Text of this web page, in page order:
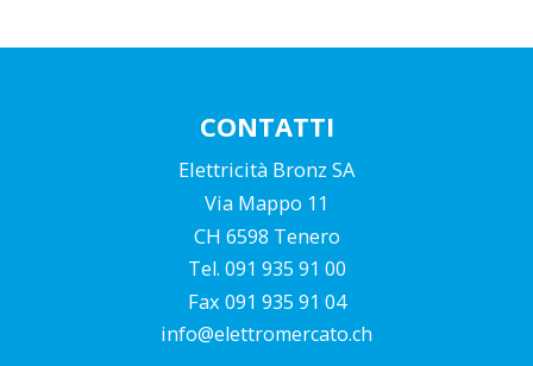
CONTATTI
Elettricità Bronz SA
Via Mappo 11
CH 6598 Tenero
Tel. 091 935 91 00
Fax 091 935 91 04
info@elettromercato.ch